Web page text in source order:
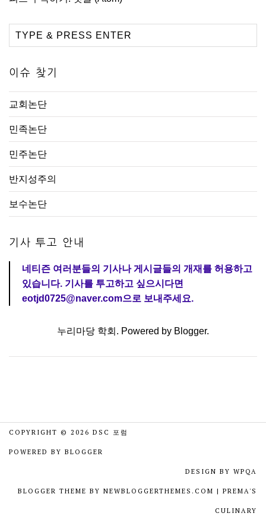
이슈 찾기
교회논단
민족논단
민주논단
반지성주의
보수논단
기사 투고 안내
네티즌 여러분들의 기사나 게시글들의 개재를 허용하고
있습니다. 기사를 투고하고 싶으시다면
eotjd0725@naver.com으로 보내주세요.
누리마당 학회. Powered by Blogger.
COPYRIGHT © 2026 DSC 포럼
POWERED BY BLOGGER
DESIGN BY WPQA
BLOGGER THEME BY NEWBLOGGERTHEMES.COM | PREMA'S
CULINARY